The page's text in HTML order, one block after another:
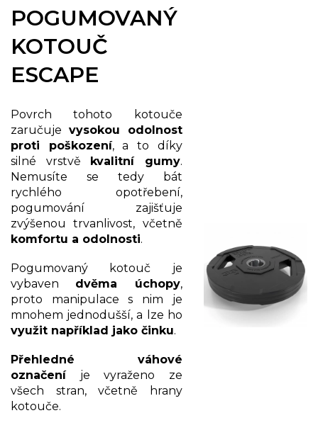
POGUMOVANÝ
KOTOUČ
ESCAPE
Povrch tohoto kotouče
zaručuje vysokou odolnost
proti poškození, a to díky
silné vrstvě kvalitní gumy.
Nemusíte se tedy bát
rychlého opotřebení,
pogumování zajišťuje
zvýšenou trvanlivost, včetně
komfortu a odolnosti.
Pogumovaný kotouč je
vybaven dvěma úchopy,
proto manipulace s nim je
mnohem jednodušší, a lze ho
využit například jako činku.
Přehledné váhové
označení je vyraženo ze
všech stran, včetně hrany
kotouče.